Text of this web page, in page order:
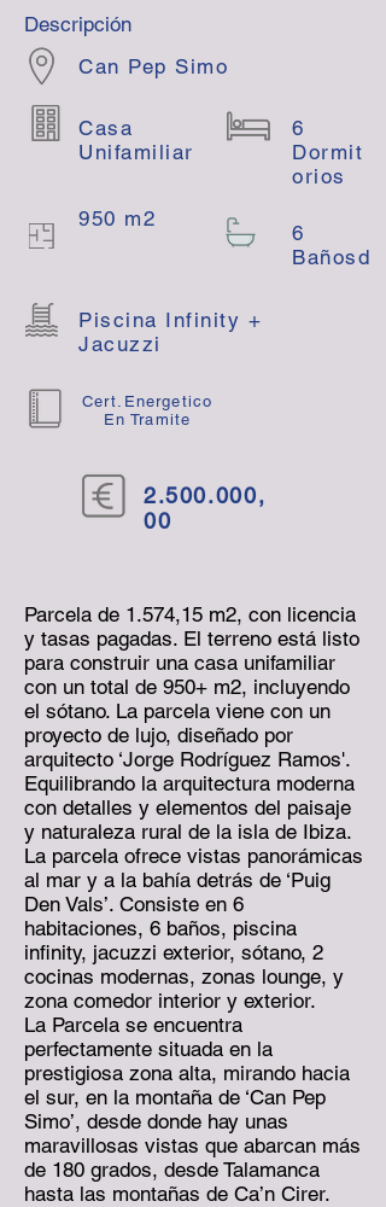
Descripción
Can Pep Simo
Casa
Unifamiliar
6
Dormit
orios
950 m2
6
Bañosd
Piscina Infinity +
Jacuzzi
Cert.Energetico
En Tramite
2.500.000,
00
Parcela de 1.574,15 m2, con licencia
y tasas pagadas. El terreno está listo
para construir una casa unifamiliar
con un total de 950+ m2, incluyendo
el sótano. La parcela viene con un
proyecto de lujo, diseñado por
arquitecto ‘Jorge Rodríguez Ramos'.
Equilibrando la arquitectura moderna
con detalles y elementos del paisaje
y naturaleza rural de la isla de Ibiza.
La parcela ofrece vistas panorámicas
al mar y a la bahía detrás de ‘Puig
Den Vals’. Consiste en 6
habitaciones, 6 baños, piscina
infinity, jacuzzi exterior, sótano, 2
cocinas modernas, zonas lounge, y
zona comedor interior y exterior.
La Parcela se encuentra
perfectamente situada en la
prestigiosa zona alta, mirando hacia
el sur, en la montaña de ‘Can Pep
Simo’, desde donde hay unas
maravillosas vistas que abarcan más
de 180 grados, desde Talamanca
hasta las montañas de Ca’n Cirer.